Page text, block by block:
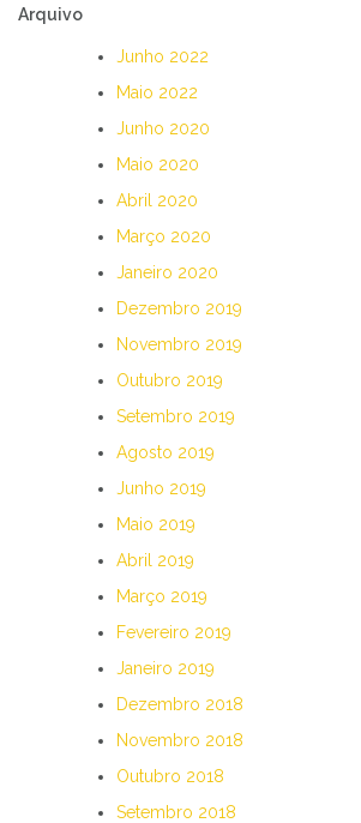
Arquivo
Junho 2022
Maio 2022
Junho 2020
Maio 2020
Abril 2020
Março 2020
Janeiro 2020
Dezembro 2019
Novembro 2019
Outubro 2019
Setembro 2019
Agosto 2019
Junho 2019
Maio 2019
Abril 2019
Março 2019
Fevereiro 2019
Janeiro 2019
Dezembro 2018
Novembro 2018
Outubro 2018
Setembro 2018